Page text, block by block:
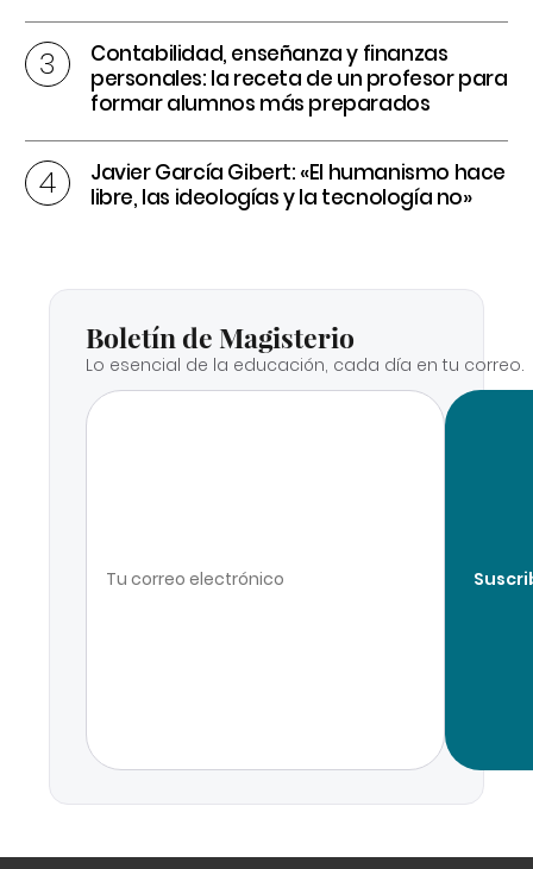
Contabilidad, enseñanza y finanzas
personales: la receta de un profesor para
formar alumnos más preparados
Javier García Gibert: «El humanismo hace
libre, las ideologías y la tecnología no»
Boletín de Magisterio
Lo esencial de la educación, cada día en tu correo.